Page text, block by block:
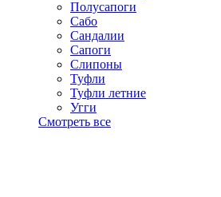
Полусапоги
Сабо
Сандалии
Сапоги
Слипоны
Туфли
Туфли летние
Угги
Смотреть все